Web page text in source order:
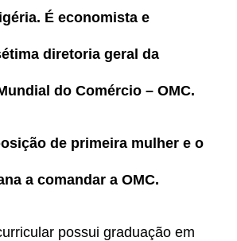
É economista e
diretoria geral da
do Comércio – OMC.
de primeira mulher e o
a comandar a OMC.
possui graduação em